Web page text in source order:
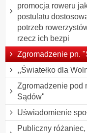
promocja roweru
postulatu
potrzeb
rzecz ich bezpi
Zgromadzenie pn.
,,Światełko dla
Zgromadzenie pod
Sądów"
Uświadomienie
Publiczny